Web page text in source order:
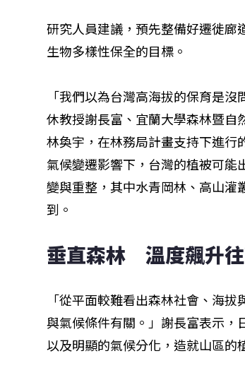
研究人員建議，預先整備好遷徙廊
生物多樣性保全的目標。
「我們以為台灣高海拔的保育是
休教授謝長富、宜蘭大學森林暨自
林奐宇，在林務局計畫支持下進行
氣候變遷影響下，台灣的植被可
變與重整，其中水青岡林、高山灌
到。
垂直森林　溫度飆升
「從平面較難看出森林社會、海
與氣候條件有關。」謝長富表示，
以及明顯的氣候分化，造就山區的